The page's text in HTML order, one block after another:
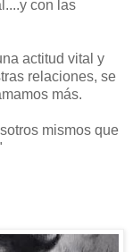
con las
actitud vital y
relaciones, se
más.
mismos que